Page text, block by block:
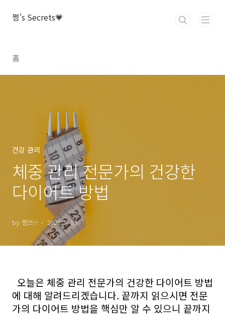
쩡's Secrets💗
홈
건강 관리
체중 관리 전문가의 건강한
다이어트 방법
by 쩡쓰ෆ 2023. 9. 13.
오늘은 체중 관리 전문가의 건강한 다이어트 방법
에 대해 알려드리겠습니다. 끝까지 읽으시면 전문
가의 다이어트 방법을 핵심만 알 수 있으니 끝까지